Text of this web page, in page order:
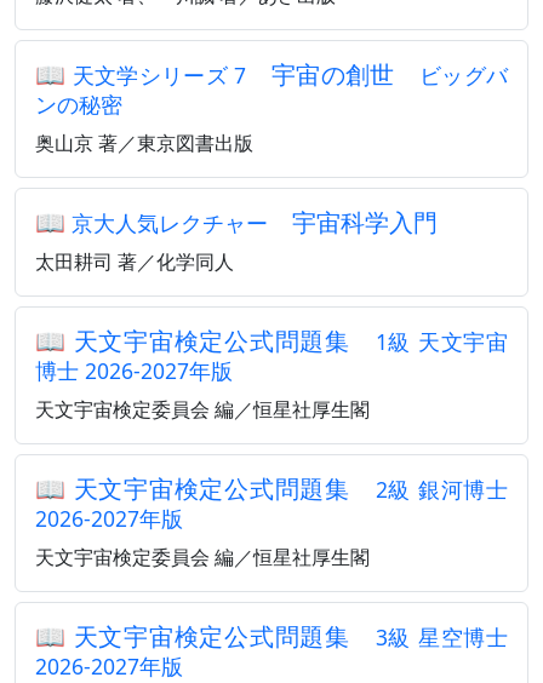
📖 天文学シリーズ 7 宇宙の創世
ビッグバ
ンの秘密
奥山京 著／東京図書出版
📖 京大人気レクチャー 宇宙科学入門
太田耕司 著／化学同人
📖 天文宇宙検定公式問題集
1級 天文宇宙
博士 2026-2027年版
天文宇宙検定委員会 編／恒星社厚生閣
📖 天文宇宙検定公式問題集 2級 銀河博士
2026-2027年版
天文宇宙検定委員会 編／恒星社厚生閣
📖 天文宇宙検定公式問題集 3級 星空博士
2026-2027年版